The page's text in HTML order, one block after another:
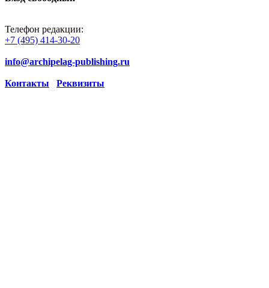
Телефон редакции:
+7 (495) 414-30-20
info@archipelag-publishing.ru
Контакты Реквизиты